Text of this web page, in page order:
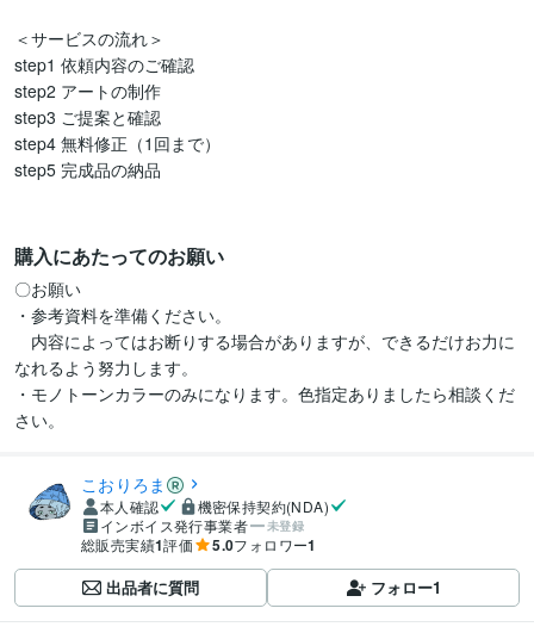
＜サービスの流れ＞
step1 依頼内容のご確認
step2 アートの制作
step3 ご提案と確認
step4 無料修正（1回まで）
step5 完成品の納品
購入にあたってのお願い
〇お願い
・参考資料を準備ください。
内容によってはお断りする場合がありますが、できるだけお力に
なれるよう努力します。
・モノトーンカラーのみになります。色指定ありましたら相談くだ
こおりろま
本人確認
機密保持契約(NDA)
インボイス発行事業者
未登録
総販売実績1評価 5.0フォロワー1
出品者に質問 フォロー1